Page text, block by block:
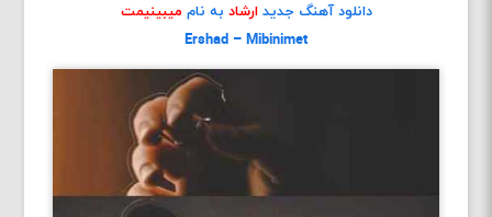
دانلود آهنگ جدید ارشاد به ناممیبینیمت
Ershad – Mibinimet